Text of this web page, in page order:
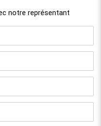
notre représentant